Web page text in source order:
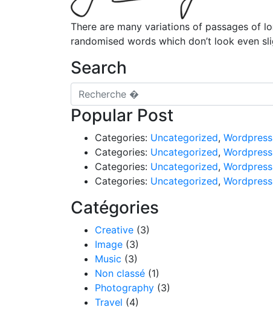
There are many variations of passages of
randomised words which don’t look even
Search
Recherche pour
Popular Post
Categories: Uncategorized, Wordpress
Categories: Uncategorized, Wordpress
Categories: Uncategorized, Wordpress
Categories: Uncategorized, Wordpress
Catégories
Creative (3)
Image (3)
Music (3)
Non classé (1)
Photography (3)
Travel (4)